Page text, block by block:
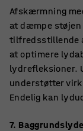
Afskærmning
at dæmpe
tilfredsstillende
at optimere
lydrefleksioner.
understøtter
Endelig kan
7.